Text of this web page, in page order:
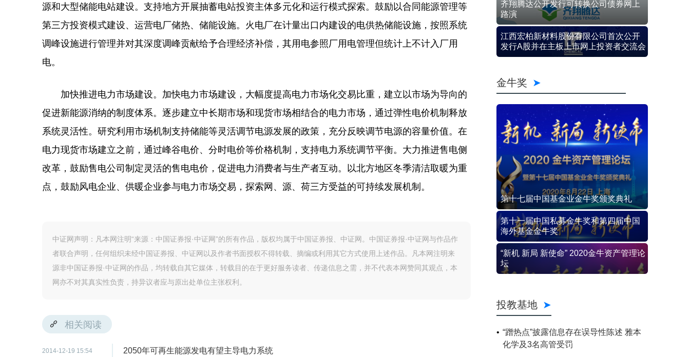
源和大型储能电站建设。支持地方开展抽蓄电站投资主体多元化和运行模式探索。鼓励以合同能源管理等
第三方投资模式建设、运营电厂储热、储能设施。火电厂在计量出口内建设的电供热储能设施，按照系统
调峰设施进行管理并对其深度调峰贡献给予合理经济补偿，其用电参照厂用电管理但统计上不计入厂用
电。
加快推进电力市场建设。加快电力市场建设，大幅度提高电力市场化交易比重，建立以市场为导向的
促进新能源消纳的制度体系。逐步建立中长期市场和现货市场相结合的电力市场，通过弹性电价机制释放
系统灵活性。研究利用市场机制支持储能等灵活调节电源发展的政策，充分反映调节电源的容量价值。在
电力现货市场建立之前，通过峰谷电价、分时电价等价格机制，支持电力系统调节平衡。大力推进售电侧
改革，鼓励售电公司制定灵活的售电电价，促进电力消费者与生产者互动。以北方地区冬季清洁取暖为重
点，鼓励风电企业、供暖企业参与电力市场交易，探索网、源、荷三方受益的可持续发展机制。
中证网声明：凡本网注明“来源：中国证券报·中证网”的所有作品，版权均属于中国证券报、中证网。中国证券报·中证网与作品作
者联合声明，任何组织未经中国证券报、中证网以及作者书面授权不得转载、摘编或利用其它方式使用上述作品。凡本网注明来
源非中国证券报·中证网的作品，均转载自其它媒体，转载目的在于更好服务读者、传递信息之需，并不代表本网赞同其观点，本
网亦不对其真实性负责，持异议者应与原出处单位主张权利。
相关阅读
2014-12-19 15:54 2050年可再生能源发电有望主导电力系统
齐翔腾达公开发行可转换公司债券网上
路演
江西宏柏新材料股份有限公司首次公开
发行A股并在主板上市网上投资者交流会
金牛奖
第十七届中国基金业金牛奖颁奖典礼
第十一届中国私募金牛奖和第四届中国
海外基金金牛奖
“新机 新局 新使命” 2020金牛资产管理论
坛
投教基地
“蹭热点”披露信息存在误导性陈述 雅本
化学及3名高管受罚